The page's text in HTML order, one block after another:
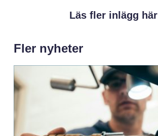
Läs fler inlägg här
Fler nyheter